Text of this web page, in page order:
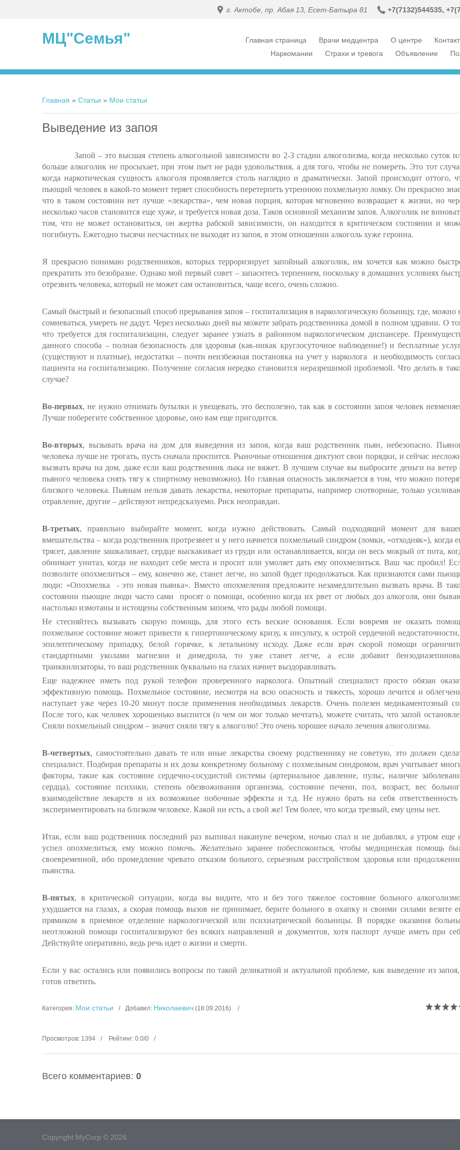
г. Актобе, пр. Абая 13, Есет-Батыра 81 +7(7132)544535,
МЦ"Семья" Главная страница Врачи медцентра О центре
Наркомании
Страхи и тревога Объявление
Главная » Статьи » Мои статьи
Выведение из запоя
Запой – это высшая степень алкогольной зависимости во 2-3 стадии алкоголизма, когда несколько суток
больше алкоголик не просыхает, при этом пьет не ради удовольствия, а для того, чтобы не помереть. Это тот
когда наркотическая сущность алкоголя проявляется столь наглядно и драматически. Запой происходит оттого,
пьющий человек в какой-то момент теряет способность перетерпеть утреннюю похмельную ломку. Он прекрасно
что в таком состоянии нет лучше «лекарства», чем новая порция, которая мгновенно возвращает к жизни, но
несколько часов становится еще хуже, и требуется новая доза. Таков основной механизм запоя. Алкоголик не
том, что не может остановиться, он жертва рабской зависимости, он находится в критическом состоянии и
погибнуть. Ежегодно тысячи несчастных не выходят из запоя, в этом отношении алкоголь хуже героина.
Я прекрасно понимаю родственников, которых терроризирует запойный алкоголик, им хочется как можно
прекратить это безобразие. Однако мой первый совет – запаситесь терпением, поскольку в домашних условиях
отрезвить человека, который не может сам остановиться, чаще всего, очень сложно.
Самый быстрый и безопасный способ прерывания запоя – госпитализация в наркологическую больницу, где, можно
сомневаться, умереть не дадут. Через несколько дней вы можете забрать родственника домой в полном здравии. О
что требуется для госпитализации, следует заранее узнать в районном наркологическом диспансере.
данного способа – полная безопасность для здоровья (как-никак круглосуточное наблюдение!) и бесплатные
(существуют и платные), недостатки – почти неизбежная постановка на учет у нарколога и необходимость
пациента на госпитализацию. Получение согласия нередко становится неразрешимой проблемой. Что делать в
случае?
Во-первых, не нужно отнимать бутылки и увещевать, это бесполезно, так как в состоянии запоя человек
Лучше поберегите собственное здоровье, оно вам еще пригодится.
Во-вторых, вызывать врача на дом для выведения из запоя, когда ваш родственник пьян, небезопасно.
человека лучше не трогать, пусть сначала проспится. Рыночные отношения диктуют свои порядки, и сейчас
вызвать врача на дом, даже если ваш родственник лыка не вяжет. В лучшем случае вы выбросите деньги на ветер
пьяного человека снять тягу к спиртному невозможно). Но главная опасность заключается в том, что можно
близкого человека. Пьяным нельзя давать лекарства, некоторые препараты, например снотворные, только
отравление, другие – действуют непредсказуемо. Риск неоправдан.
В-третьих, правильно выбирайте момент, когда нужно действовать. Самый подходящий момент для
вмешательства – когда родственник протрезвеет и у него начнется похмельный синдром (ломки, «отходняк»), когда
трясет, давление зашкаливает, сердце выскакивает из груди или останавливается, когда он весь мокрый от пота,
обнимает унитаз, когда не находит себе места и просит или умоляет дать ему опохмелиться. Ваш час пробил!
позволите опохмелиться – ему, конечно же, станет легче, но запой будет продолжаться. Как признаются сами
люди: «Опохмелка - это новая пьянка». Вместо опохмеления предложите незамедлительно вызвать врача. В
состоянии пьющие люди часто сами просят о помощи, особенно когда их рвет от любых доз алкоголя, они
настолько измотаны и истощены собственным запоем, что рады любой помощи.
Не стесняйтесь вызывать скорую помощь, для этого есть веские основания. Если вовремя не оказать
похмельное состояние может привести к гипертоническому кризу, к инсульту, к острой сердечной
эпилептическому припадку, белой горячке, к летальному исходу. Даже если врач скорой помощи
стандартными уколами магнезии и димедрола, то уже станет легче, а если добавит
транквилизаторы, то ваш родственник буквально на глазах начнет выздоравливать.
Еще надежнее иметь под рукой телефон проверенного нарколога. Опытный специалист просто обязан
эффективную помощь. Похмельное состояние, несмотря на всю опасность и тяжесть, хорошо лечится и
наступает уже через 10-20 минут после применения необходимых лекарств. Очень полезен медикаментозный
После того, как человек хорошенько выспится (о чем он мог только мечтать), можете считать, что запой
Сняли похмельный синдром – значит сняли тягу к алкоголю! Это очень хорошее начало лечения алкоголизма.
В-четвертых, самостоятельно давать те или иные лекарства своему родственнику не советую, это должен
специалист. Подбирая препараты и их дозы конкретному больному с похмельным синдромом, врач учитывает
факторы, такие как состояние сердечно-сосудистой системы (артериальное давление, пульс, наличие
сердца), состояние психики, степень обезвоживания организма, состояние печени, пол, возраст, вес
взаимодействие лекарств и их возможные побочные эффекты и т.д. Не нужно брать на себя
экспериментировать на близком человеке. Какой ни есть, а свой же! Тем более, что когда трезвый, ему цены нет.
Итак, если ваш родственник последний раз выпивал накануне вечером, ночью спал и не добавлял, а утром еще
успел опохмелиться, ему можно помочь. Желательно заранее побеспокоиться, чтобы медицинская помощь
своевременной, ибо промедление чревато отказом больного, серьезным расстройством здоровья или
пьянства.
В-пятых, в критической ситуации, когда вы видите, что и без того тяжелое состояние больного
ухудшается на глазах, а скорая помощь вызов не принимает, берите больного в охапку и своими силами везите
прямиком в приемное отделение наркологической или психиатрической больницы. В порядке оказания
неотложной помощи госпитализируют без всяких направлений и документов, хотя паспорт лучше иметь при
Действуйте оперативно, ведь речь идет о жизни и смерти.
Если у вас остались или появились вопросы по такой деликатной и актуальной проблеме, как выведение из
готов ответить.
Категория: Мои статьи Добавил: Николаевич (18.09.2016)
Просмотров: 1394 Рейтинг: 0.0/0
Всего комментариев: 0
Copyright MyCorp © 2026.